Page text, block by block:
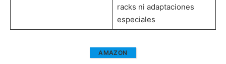
racks ni adaptaciones
especiales
AMAZON